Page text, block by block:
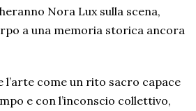
Nora Lux sulla scena,
a una memoria storica ancora
l’arte come un rito sacro capace
e con l’inconscio collettivo,